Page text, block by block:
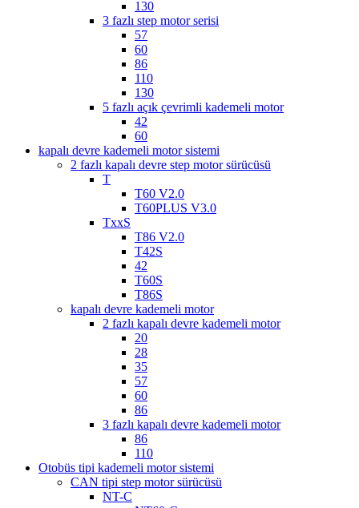
130
3 fazlı step motor serisi
57
60
86
110
130
5 fazlı açık çevrimli kademeli motor
42
60
kapalı devre kademeli motor sistemi
2 fazlı kapalı devre step motor sürücüsü
T
T60 V2.0
T60PLUS V3.0
TxxS
T86 V2.0
T42S
42
T60S
T86S
kapalı devre kademeli motor
2 fazlı kapalı devre kademeli motor
20
28
35
57
60
86
3 fazlı kapalı devre kademeli motor
86
110
Otobüs tipi kademeli motor sistemi
CAN tipi step motor sürücüsü
NT-C